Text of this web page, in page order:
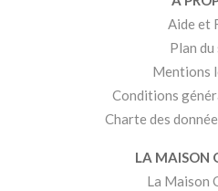
Aide et
Plan du
Mentions
Conditions
Charte des
LA MAISON
La Maison